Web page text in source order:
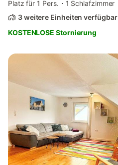
Platz für 1 Pers.
1 Schlafzimmer
3 weitere Einheiten verfügbar
KOSTENLOSE Stornierung